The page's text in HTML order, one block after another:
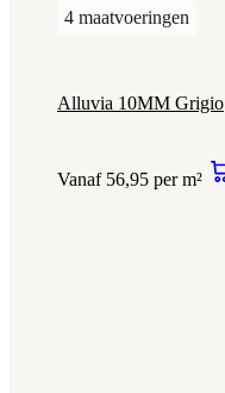
4 maatvoeringen
Alluvia 10MM Grigio
Vanaf 56,95 per m²